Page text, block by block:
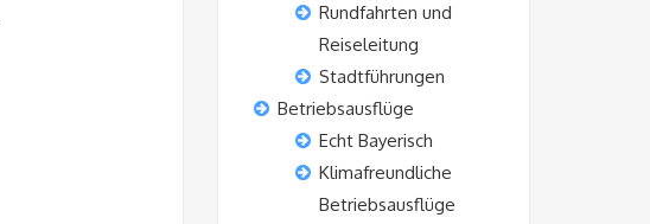
Rundfahrten und
Reiseleitung
Stadtführungen
Betriebsausflüge
Echt Bayerisch
Klimafreundliche
Betriebsausflüge